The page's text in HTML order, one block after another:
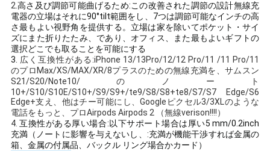
絡
し
な
さ
い
2.高さ及び調節可能曲げるため:この改善された調節の設計無線充
電器の立場はそれに90°tilt範囲をし、7つは調節可能なインチの高
さ最もよい視野角を提供する。立場は家を除いてポケット・サイ
ズにまた折りたたみ、であり、オフィス、また最もよいギフトの
選択どこでも取ることを可能にする
3. 広く互換性がある:iPhone 13/13Pro/12/12 Pro/11 /11 Pro/11
のプロMax/XS/MAX/XR/8プラスのための無線充満を、サムスン
S21/S20/Note10/のノート
10+/S10/S10E/S10+/S9/S9+/te9/S8/S8+te8/S7/S7 Edge/S6
Edge+支え、他はチー可能にし、Googleピクセル3/3XLのような
電話をもっと、プロAirpods Airpods 2 （無線verison!!!!）
4.互換性がある厚い場合:以下サポート場合は厚い5 mm/0.2inch
充満（ノートに影響を与えないし、:充満が機能干渉すれば金属の
箱、金属の付属品、バックル リング場合かカード）